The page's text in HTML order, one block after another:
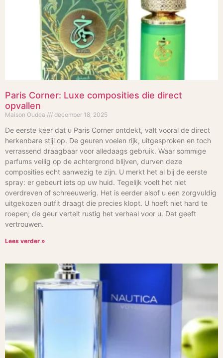
Paris Corner: Luxe composities die direct
opvallen
Maison Oudea december 18, 2025
De eerste keer dat u Paris Corner ontdekt, valt vooral de direct
herkenbare stijl op. De geuren voelen rijk, uitgesproken en toch
verrassend draagbaar voor alledaags gebruik. Waar sommige
parfums veilig op de achtergrond blijven, durven deze
composities echt aanwezig te zijn. U merkt het al bij de eerste
spray: er gebeurt iets op uw huid. Tegelijk voelt het niet
overdreven of schreeuwerig. Het is eerder alsof u een zorgvuldig
uitgekozen outfit draagt die precies klopt. U hoeft niet hard te
roepen; de geur vertelt rustig het verhaal voor u. Dat geeft
vertrouwen.
Lees verder »